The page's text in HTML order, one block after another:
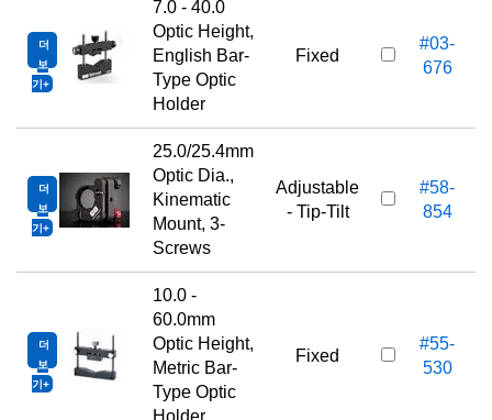
더
보
기
7.0 - 40.0
Optic Height,
English Bar-
Type Optic
Holder
Fixed
#03-
676
더
보
기
25.0/25.4mm
Optic Dia.,
Kinematic
Mount, 3-
Screws
Adjustable
- Tip-Tilt
#58-
854
더
보
기
10.0 -
60.0mm
Optic Height,
Metric Bar-
Type Optic
Holder
Fixed
#55-
530